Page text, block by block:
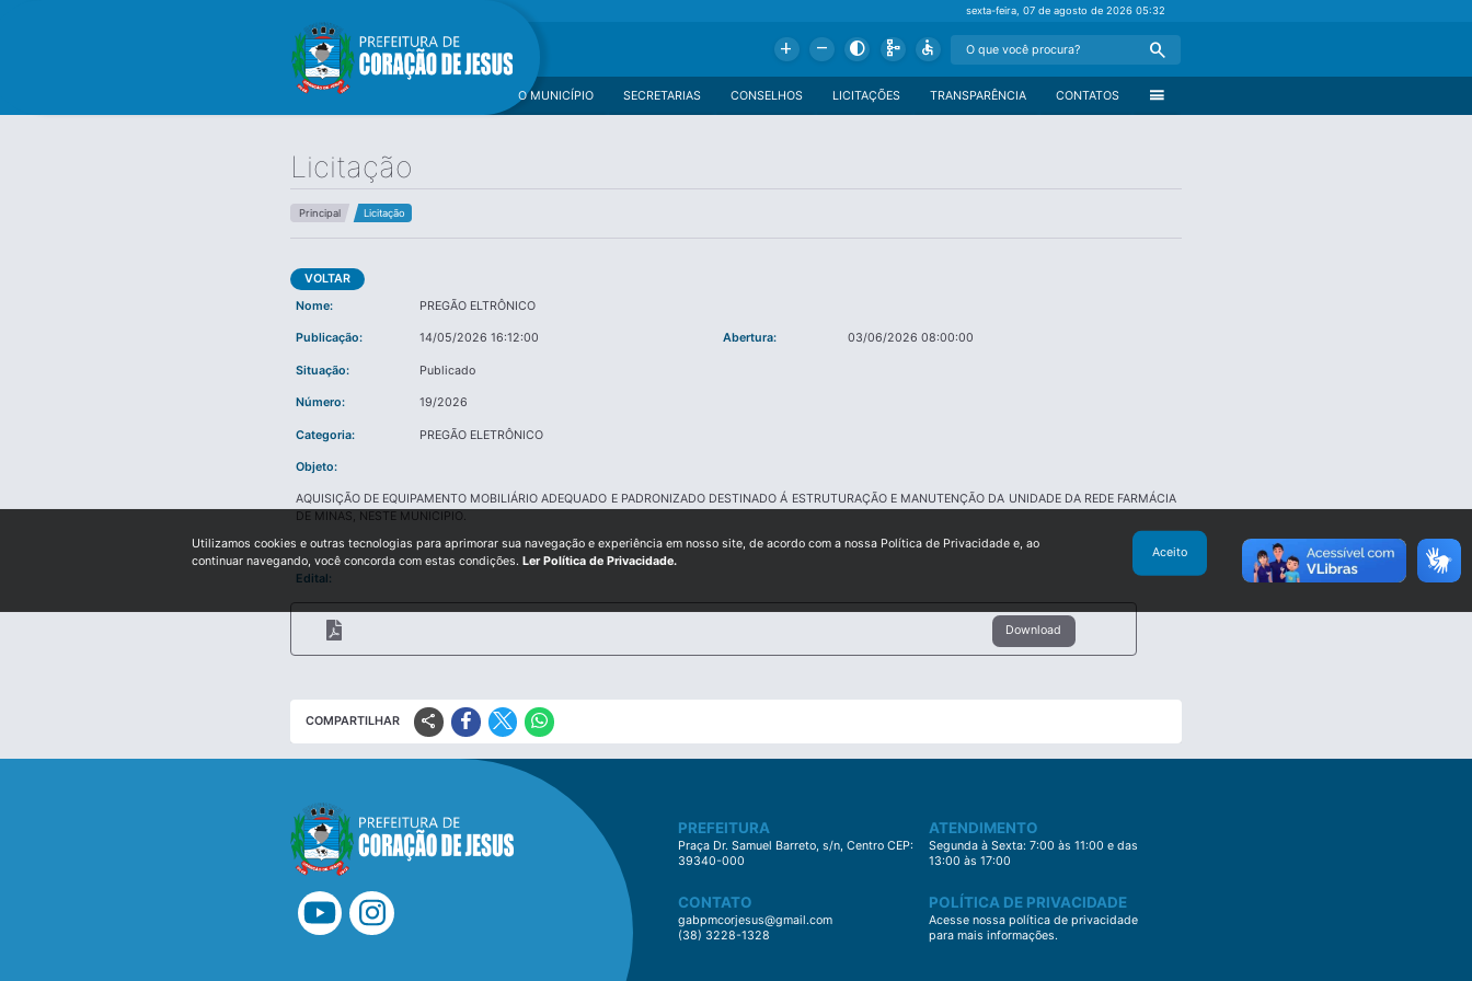
sexta-feira, 07 de agosto de 202605:32
Add Remove Contrast Schema Accessible Search
menu
CONTATOS
TRANSPARÊNCIA
LICITAÇÕES
CONSELHOS
SECRETARIAS
O MUNICÍPIO
Licitação
Principal Licitação
VOLTAR
Nome:
PREGÃO ELTRÔNICO
Publicação: 14/05/2026 16:12:00 Abertura: 03/06/2026 08:00:00
Situação: Publicado
Número: 19/2026
Categoria: PREGÃO ELETRÔNICO
Objeto:
AQUISIÇÃO DE EQUIPAMENTO MOBILIÁRIO ADEQUADO E PADRONIZADO DESTINADO Á ESTRUTURAÇÃO E MANUTENÇÃO DA UNIDADE DA REDE FARMÁCIA
DE MINAS, NESTE MUNICIPIO.
Edital:
Download
COMPARTILHAR share
PREFEITURA
Praça Dr. Samuel Barreto, s/n, Centro CEP:
39340-000
ATENDIMENTO
Segunda à Sexta: 7:00 às 11:00 e das
13:00 às 17:00
CONTATO
gabpmcorjesus@gmail.com
(38) 3228-1328
POLÍTICA DE PRIVACIDADE
Acesse nossa política de privacidade
para mais informações.
Utilizamos cookies e outras tecnologias para aprimorar sua navegação e experiência em nosso site, de acordo com a nossa Política de Privacidade e, ao
continuar navegando, você concorda com estas condições. Ler Política de Privacidade.
Aceito